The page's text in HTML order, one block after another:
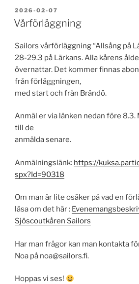
PUBLICERAT
2026-02-07
Vårförläggning
Sailors vårförläggning “Allsång på
28-29.3 på Lärkans. Alla kårens
övernattar. Det kommer finnas
från förläggningen,
med start och från Brändö.
Anmäl er via länken nedan före 8.3.
till de
anmälda senare.
Anmälningslänk: https://
spx?Id=90318
Om man är lite osäker på vad en
läsa om det här :
Sjöscoutkåren Sailors
Har man frågor kan man kontakta
Noa på noa@sailors.fi.
Hoppas vi ses!